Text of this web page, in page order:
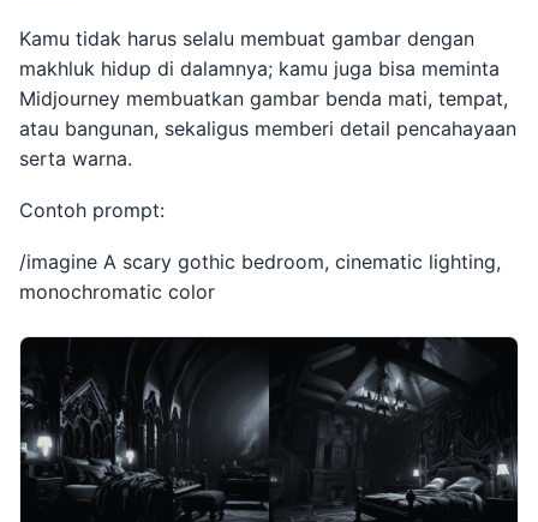
Kamu tidak harus selalu membuat gambar dengan
makhluk hidup di dalamnya; kamu juga bisa meminta
Midjourney membuatkan gambar benda mati, tempat,
atau bangunan, sekaligus memberi detail pencahayaan
serta warna.
Contoh prompt:
/imagine A scary gothic bedroom, cinematic lighting,
monochromatic color